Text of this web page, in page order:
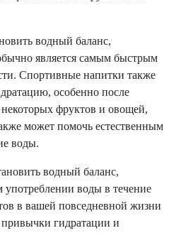
водный баланс,
является самым быстрым
Спортивные напитки также
особенно после
фруктов и овощей,
может помочь естественным
воды.
водный баланс,
употреблении воды в течение
в вашей повседневной жизни
гидратации и